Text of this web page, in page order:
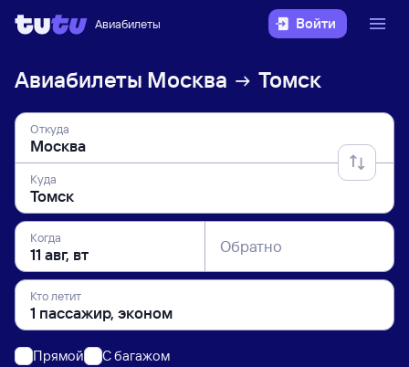
Авиабилеты Войти
Авиабилеты Москва Томск
Откуда
Куда
Когда Обратно
Кто летит
Прямой C багажом